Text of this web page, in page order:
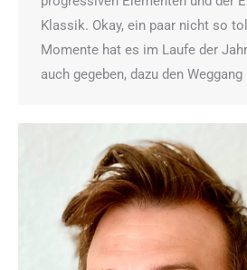
Klassik. Okay, ein paar nicht so
Momente hat es im Laufe der
auch gegeben, dazu den